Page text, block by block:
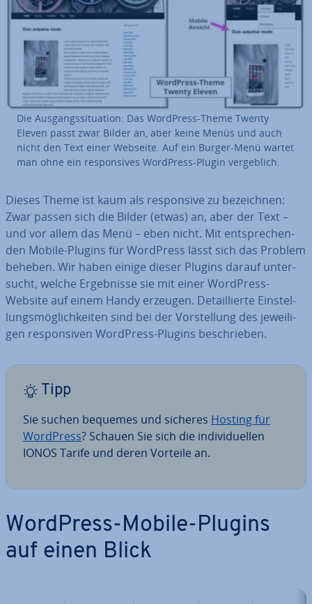
Die Aus­gangs­si­tua­ti­on: Das WordPress-Theme Twenty
Eleven passt zwar Bilder an, aber keine Menüs und auch
nicht den Text einer Webseite. Auf ein Burger-Menü wartet
man ohne ein re­spon­si­ves WordPress-Plugin ver­geb­lich.
Dieses Theme ist kaum als re­spon­si­ve zu be­zeich­nen:
Zwar passen sich die Bilder (etwas) an, aber der Text –
und vor allem das Menü – eben nicht. Mit ent­spre­chen­
den Mobile-Plugins für WordPress lässt sich das Problem
beheben. Wir haben einige dieser Plugins darauf un­ter­
sucht, welche Er­geb­nis­se sie mit einer WordPress-
Website auf einem Handy erzeugen. De­tail­lier­te Ein­stel­
lungs­mög­lich­kei­ten sind bei der Vor­stel­lung des je­wei­li­
gen re­spon­si­ven WordPress-Plugins be­schrie­ben.
Tipp
Sie suchen bequemes und sicheres Hosting für
WordPress? Schauen Sie sich die in­di­vi­du­el­len
IONOS Tarife und deren Vorteile an.
WordPress-Mobile-Plugins
auf einen Blick